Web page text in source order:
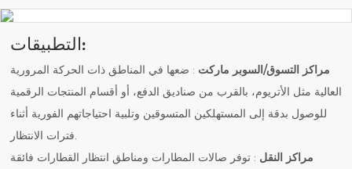
التطبيقات:
مراكز التسوق/السوبر ماركت : ضعها في المناطق ذات الحركة المرورية
العالية مثل الأتريوم، بالقرب من صناديق الدفع، أو أقسام المنتجات الرقمية
للوصول بدقة إلى المستهلكين المتسوقين وتلبية احتياجاتهم الفورية أثناء
فترات الانتظار.
مراكز النقل : توفر صالات المطارات ومناطق انتظار القطارات فائقة